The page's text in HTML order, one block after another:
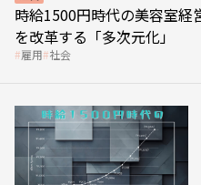
時給1500円時代の美容室
を改革する「多次元化」
雇用 社会